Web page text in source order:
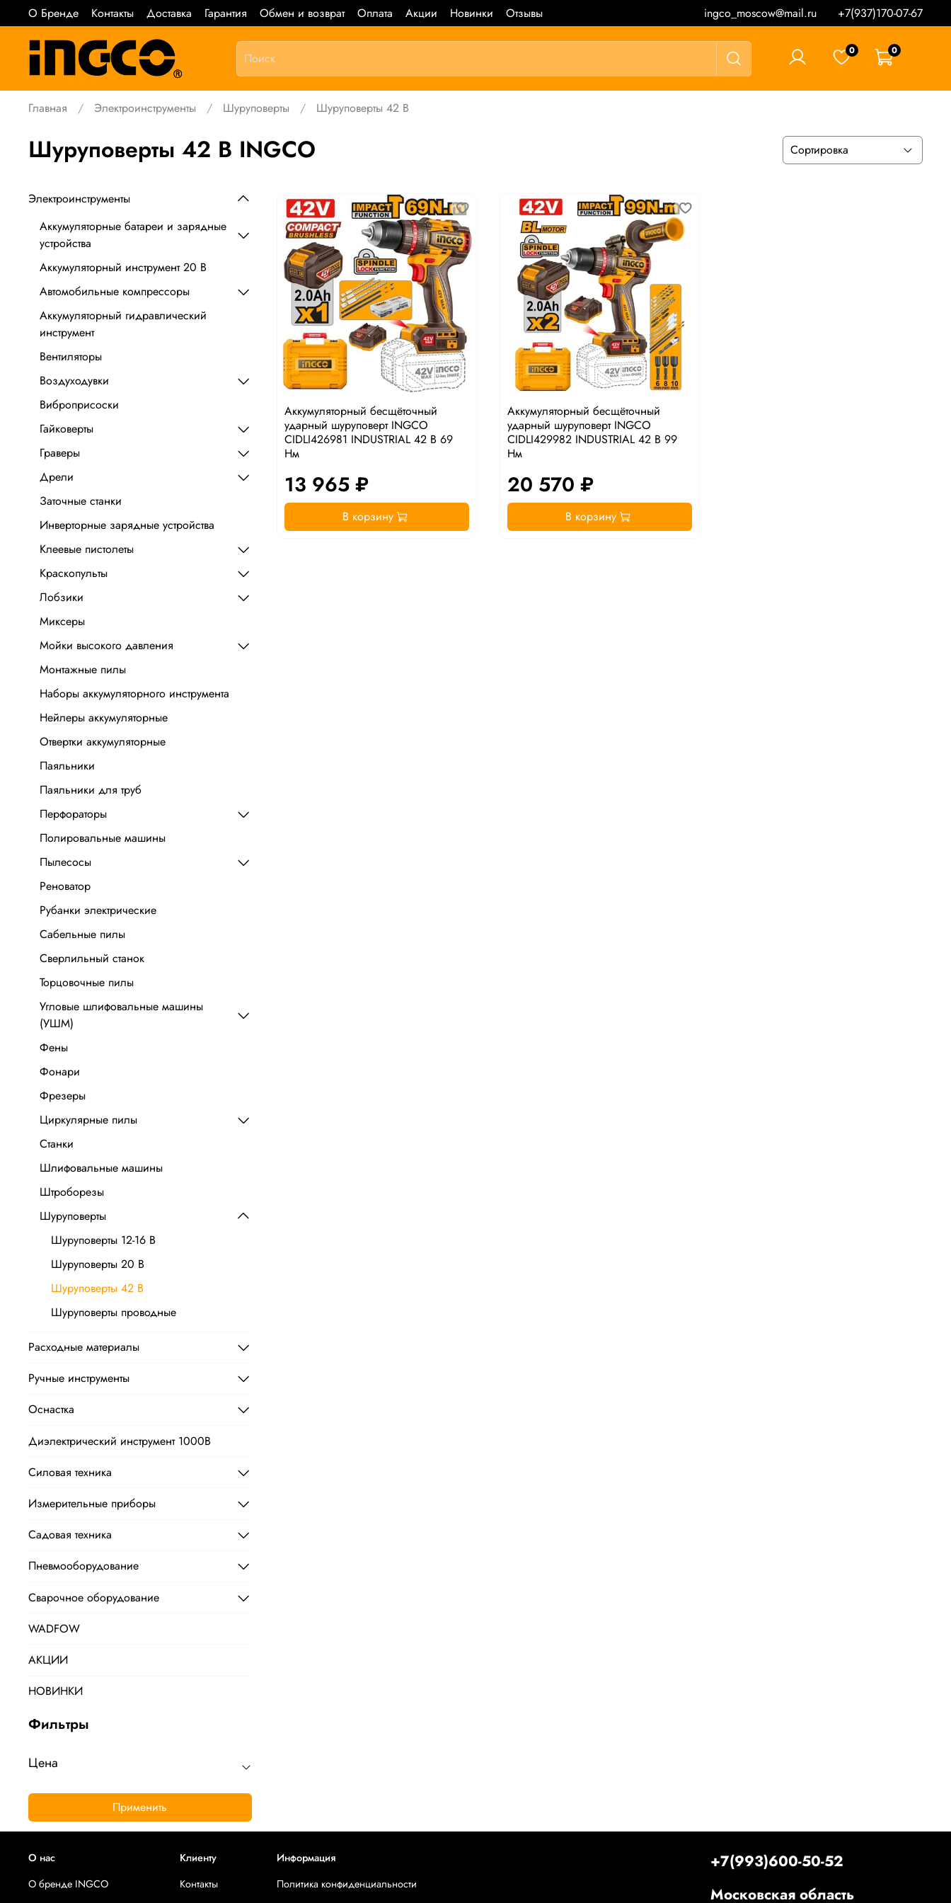
О Бренде Контакты Доставка Гарантия Обмен и возврат Оплата Акции Новинки Отзывы ingco_moscow@mail.ru +7(937)170-07-67
0 0
Главная Электроинструменты Шуруповерты Шуруповерты 42 В
Шуруповерты 42 В INGCO
Аккумуляторный бесщёточный
ударный шуруповерт INGCO
CIDLI426981 INDUSTRIAL 42 В 69
Нм
13 965 ₽
В корзину
Аккумуляторный бесщёточный
ударный шуруповерт INGCO
CIDLI429982 INDUSTRIAL 42 В 99
Нм
20 570 ₽
В корзину
Электроинструменты
Аккумуляторные батареи и зарядные
устройства
Аккумуляторный инструмент 20 В
Автомобильные компрессоры
Аккумуляторный гидравлический
инструмент
Вентиляторы
Воздуходувки
Виброприсоски
Гайковерты
Граверы
Дрели
Заточные станки
Инверторные зарядные устройства
Клеевые пистолеты
Краскопульты
Лобзики
Миксеры
Мойки высокого давления
Монтажные пилы
Наборы аккумуляторного инструмента
Нейлеры аккумуляторные
Отвертки аккумуляторные
Паяльники
Паяльники для труб
Перфораторы
Полировальные машины
Пылесосы
Реноватор
Рубанки электрические
Сабельные пилы
Сверлильный станок
Торцовочные пилы
Угловые шлифовальные машины
(УШМ)
Фены
Фонари
Фрезеры
Циркулярные пилы
Станки
Шлифовальные машины
Штроборезы
Шуруповерты
Шуруповерты 12-16 В
Шуруповерты 20 В
Шуруповерты 42 В
Шуруповерты проводные
Расходные материалы
Ручные инструменты
Оснастка
Диэлектрический инструмент 1000B
Силовая техника
Измерительные приборы
Садовая техника
Пневмооборудование
Сварочное оборудование
WADFOW
АКЦИИ
НОВИНКИ
Фильтры
Цена
Применить
О нас
О бренде INGCO
Клиенту
Контакты
Информация
Политика конфиденциальности
+7(993)600-50-52
Московская область